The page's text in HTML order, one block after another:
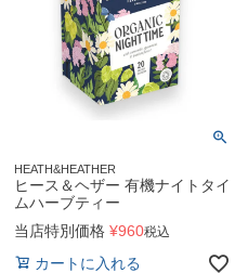
HEATH&HEATHER
ヒース＆ヘザー 有機ナイトタイ
ムハーブティー
当店特別価格 ¥960税込
カートに入れる